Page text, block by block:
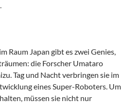
Raum Japan gibt es zwei Genies,
die Forscher Umataro
Tag und Nacht verbringen sie im
eines Super-Roboters. Um
müssen sie nicht nur